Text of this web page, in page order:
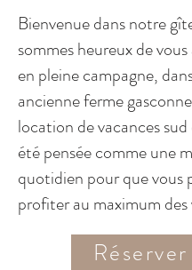
Bienvenue dans notre
sommes heureux de
en pleine campagne,
ancienne ferme
location de vacances sud
été pensée comme une
quotidien pour que vous
profiter au maximum des
Réserver